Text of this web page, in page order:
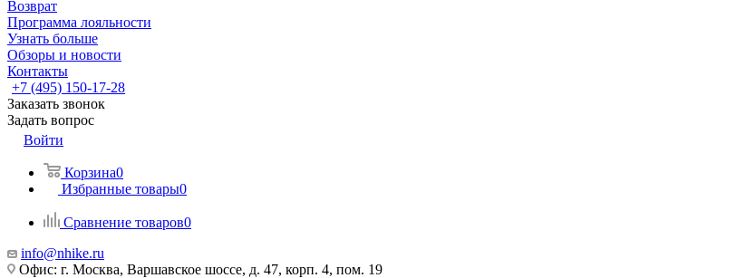
Возврат
Программа лояльности
Узнать больше
Обзоры и новости
Контакты
+7 (495) 150-17-28
Заказать звонок
Задать вопрос
Войти
Корзина0
Избранные товары0
Сравнение товаров0
info@nhike.ru
Офис: г. Москва, Варшавское шоссе, д. 47, корп. 4, пом. 19